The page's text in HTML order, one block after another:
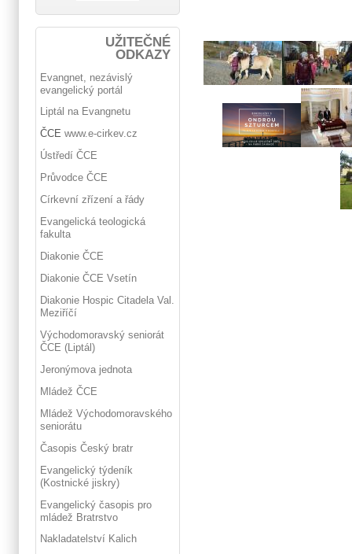
UŽITEČNÉ
ODKAZY
Evangnet, nezávislý
evangelický portál
Liptál na Evangnetu
ČCE www.e-cirkev.cz
Ústředí ČCE
Průvodce ČCE
Církevní zřízení a řády
Evangelická teologická
fakulta
Diakonie ČCE
Diakonie ČCE Vsetín
Diakonie Hospic Citadela Val.
Meziříčí
Východomoravský seniorát
ČCE (Liptál)
Jeronýmova jednota
Mládež ČCE
Mládež Východomoravského
seniorátu
Časopis Český bratr
Evangelický týdeník
(Kostnické jiskry)
Evangelický časopis pro
mládež Bratrstvo
Nakladatelství Kalich